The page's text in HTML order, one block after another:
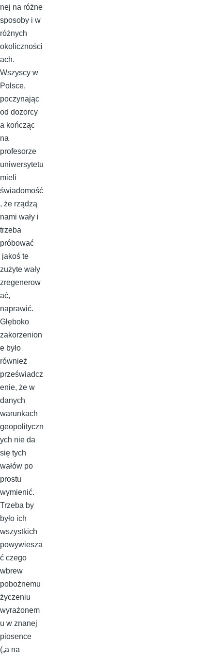
nej na różne
sposoby i w
różnych
okoliczności
ach.
Wszyscy w
Polsce,
poczynając
od dozorcy
a kończąc
na
profesorze
uniwersytetu
mieli
świadomość
, że rządzą
nami wały i
trzeba
próbować
jakoś te
zużyte wały
zregenerow
ać,
naprawić.
Głęboko
zakorzenion
e było
również
przeświadcz
enie, że w
danych
warunkach
geopolityczn
ych nie da
się tych
wałów po
prostu
wymienić.
Trzeba by
było ich
wszystkich
powywiesza
ć czego
wbrew
pobożnemu
życzeniu
wyrażonem
u w znanej
piosence
(„a na